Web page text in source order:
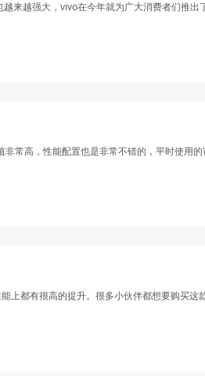
来越强大，vivo在今年就为广大消费者们推
常高，性能配置也是非常不错的，平时使用
上都有很高的提升。很多小伙伴都想要购买